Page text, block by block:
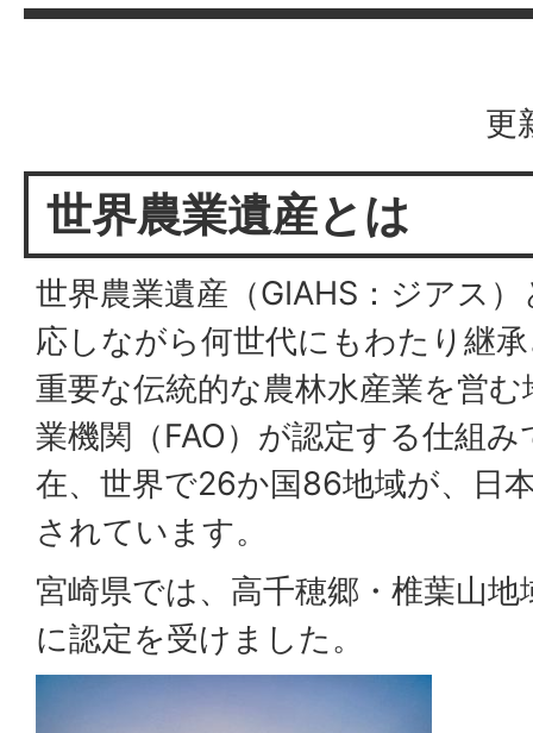
更
世界農業遺産とは
世界農業遺産（GIAHS：ジアス
応しながら何世代にもわたり継
重要な伝統的な農林水産業を営
業機関（FAO）が認定する仕組み
在、世界で26か国86地域が、日
されています。
宮崎県では、高千穂郷・椎葉山
に認定を受けました。